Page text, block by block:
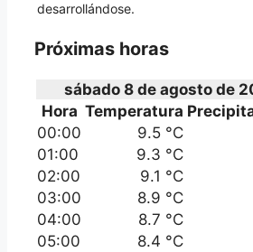
desarrollándose.
Próximas horas
sábado 8 de agosto de
Hora Temperatura
00:00
9.5 °C
01:00
9.3 °C
02:00
9.1 °C
03:00
8.9 °C
04:00
8.7 °C
05:00
8.4 °C